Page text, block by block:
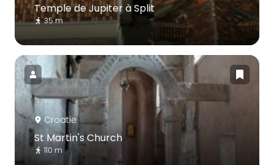
Temple de Jupiter à Split
35 m
Croatie
St Martin's Church
110 m